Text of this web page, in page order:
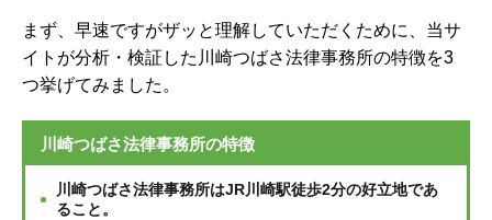
まず、早速ですがザッと理解していただくために、当サ
イトが分析・検証した川崎つばさ法律事務所の特徴を3
つ挙げてみました。
川崎つばさ法律事務所の特徴
川崎つばさ法律事務所はJR川崎駅徒歩2分の好立地であ
ること。